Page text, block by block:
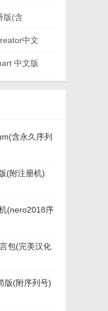
版(含
列号)
新完整
中文
作)中文版
含永久序列
最新版
(附注册机)
(nero2018序
包(完美汉化
版(附序列号)